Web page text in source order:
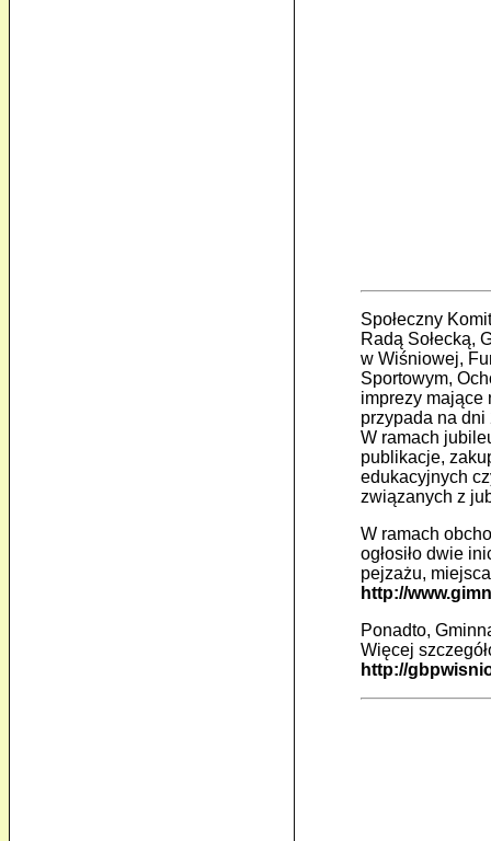
Społeczny
Radą Sołecką,
w Wiśniowej,
Sportowym,
imprezy mające
przypada na
W ramach
publikacje,
edukacyjnych
związanych z
W ramach
ogłosiło dwie
pejzażu,
http://
Ponadto,
Więcej
http://